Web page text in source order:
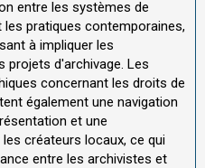
entre les systèmes de
pratiques contemporaines,
à impliquer les
projets d'archivage. Les
concernant les droits de
également une navigation
et une
créateurs locaux, ce qui
entre les archivistes et